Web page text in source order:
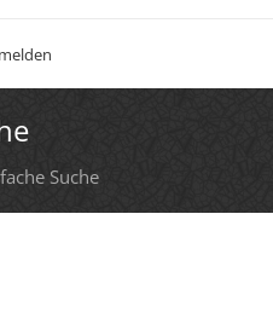
Suche